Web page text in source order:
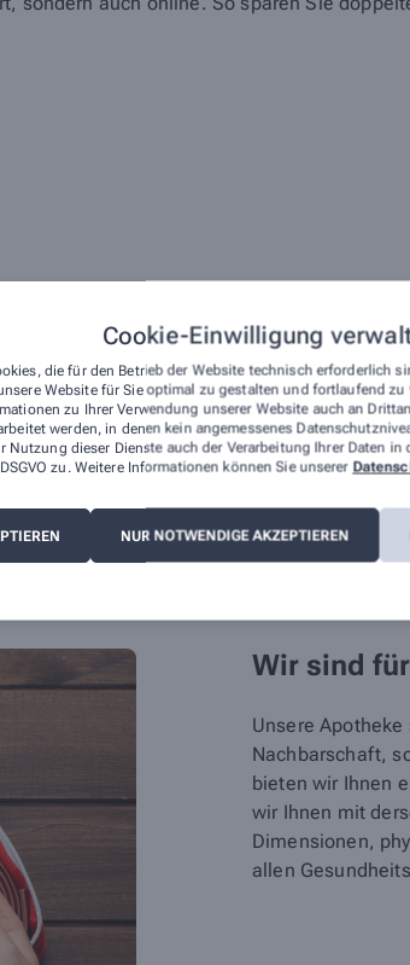
Cookie-Einwilligung
die für den Betrieb der Website technisch erforderlich
Website für Sie optimal zu gestalten und fortlaufend
zu Ihrer Verwendung unserer Website auch an
werden, in denen kein angemessenes
Nutzung dieser Dienste auch der Verarbeitung Ihrer Daten in
zu. Weitere Informationen können Sie unserer
NUR NOTWENDIGE AKZEPTIEREN
Leistungen, durch die wir
Diabetes Bargeldlose
Wir sind
Unsere
Nachbarschaft,
bieten wir Ihnen
wir Ihnen mit
Dimensionen,
allen